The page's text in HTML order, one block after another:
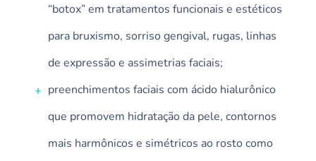
“botox” em tratamentos funcionais e estéticos
para bruxismo, sorriso gengival, rugas, linhas
de expressão e assimetrias faciais;
preenchimentos faciais com ácido hialurônico
que promovem hidratação da pele, contornos
mais harmônicos e simétricos ao rosto como